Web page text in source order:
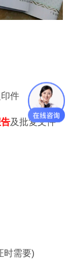
件
及批复文件
时需要)